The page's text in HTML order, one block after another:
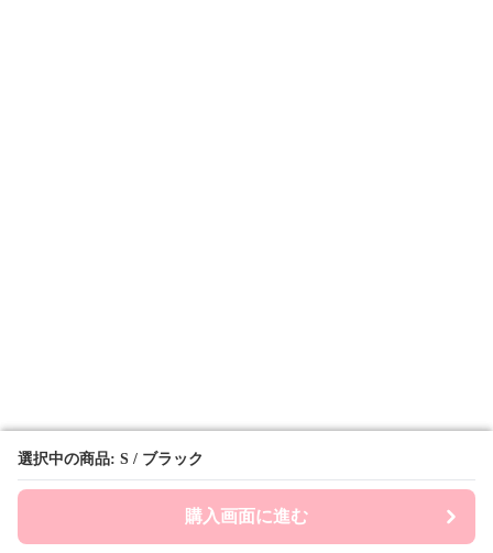
選択中の商品: S / ブラック
購入画面に進む
選択中の商品: S / ブラック
購入画面に進む